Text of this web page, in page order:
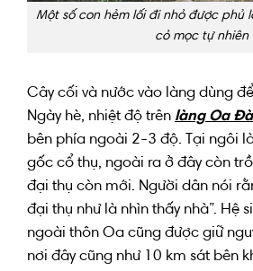
Một số con hẻm lối đi nhỏ được phủ
cỏ mọc tự nhiên
Cây cối và nước vào làng dùng để
Ngày hè, nhiệt độ trên làng Oa
bên phía ngoài 2-3 độ. Tại ngôi
gốc cổ thụ, ngoài ra ở đâycòn
đại thụ còn mới. Người dân nói
đại thụ như là nhìn thấynhà”. Hệ
ngoài thôn Oa cũng được giữ
nơi đây cũng như10 km sát bên